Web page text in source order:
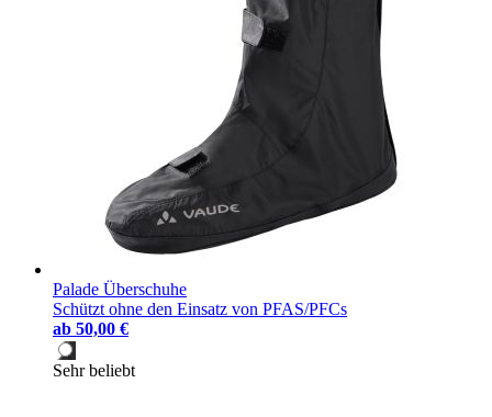
Palade Überschuhe
Schützt ohne den Einsatz von PFAS/PFCs
ab 50,00 €
Sehr beliebt